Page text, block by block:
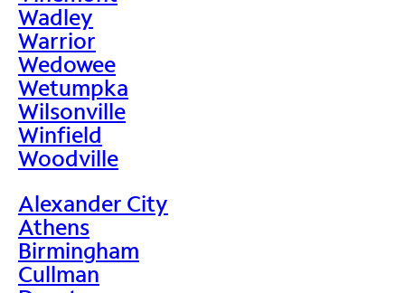
Wadley
Warrior
Wedowee
Wetumpka
Wilsonville
Winfield
Woodville
Alexander City
Athens
Birmingham
Cullman